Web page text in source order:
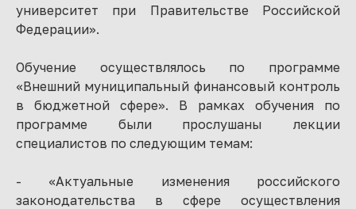
университет при Правительстве Российской
Федерации».
Обучение осуществлялось по программе
«Внешний муниципальный финансовый контроль
в бюджетной сфере». В рамках обучения по
программе были прослушаны лекции
специалистов по следующим темам:
- «Актуальные изменения российского
законодательства в сфере осуществления